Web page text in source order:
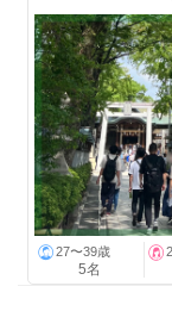
27〜39歳
5名